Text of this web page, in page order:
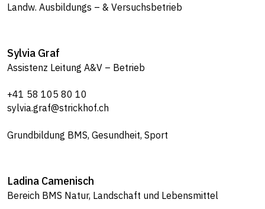
Landw. Ausbildungs – & Versuchsbetrieb
Sylvia Graf
Assistenz Leitung A&V – Betrieb
+41 58 105 80 10
sylvia.graf@strickhof.ch
Grundbildung BMS, Gesundheit, Sport
Ladina Camenisch
Bereich BMS Natur, Landschaft und Lebensmittel